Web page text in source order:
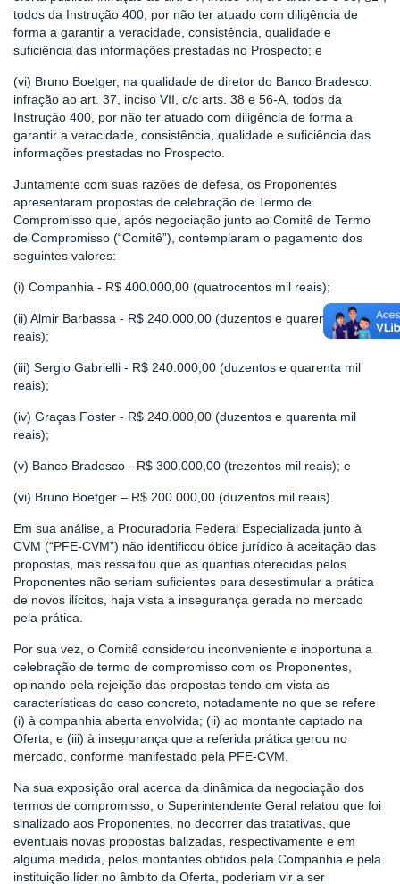
todos da Instrução 400, por não ter atuado com diligência de
forma a garantir a veracidade, consistência, qualidade e
suficiência das informações prestadas no Prospecto; e
(vi) Bruno Boetger, na qualidade de diretor do Banco Bradesco:
infração ao art. 37, inciso VII, c/c arts. 38 e 56-A, todos da
Instrução 400, por não ter atuado com diligência de forma a
garantir a veracidade, consistência, qualidade e suficiência das
informações prestadas no Prospecto.
Juntamente com suas razões de defesa, os Proponentes
apresentaram propostas de celebração de Termo de
Compromisso que, após negociação junto ao Comitê de Termo
de Compromisso (“Comitê”), contemplaram o pagamento dos
seguintes valores:
(i) Companhia - R$ 400.000,00 (quatrocentos mil reais);
(ii) Almir Barbassa - R$ 240.000,00 (duzentos e quarenta mil
reais);
(iii) Sergio Gabrielli - R$ 240.000,00 (duzentos e quarenta mil
reais);
(iv) Graças Foster - R$ 240.000,00 (duzentos e quarenta mil
reais);
(v) Banco Bradesco - R$ 300.000,00 (trezentos mil reais); e
(vi) Bruno Boetger – R$ 200.000,00 (duzentos mil reais).
Em sua análise, a Procuradoria Federal Especializada junto à
CVM (“PFE-CVM”) não identificou óbice jurídico à aceitação das
propostas, mas ressaltou que as quantias oferecidas pelos
Proponentes não seriam suficientes para desestimular a prática
de novos ilícitos, haja vista a insegurança gerada no mercado
pela prática.
Por sua vez, o Comitê considerou inconveniente e inoportuna a
celebração de termo de compromisso com os Proponentes,
opinando pela rejeição das propostas tendo em vista as
características do caso concreto, notadamente no que se refere
(i) à companhia aberta envolvida; (ii) ao montante captado na
Oferta; e (iii) à insegurança que a referida prática gerou no
mercado, conforme manifestado pela PFE-CVM.
Na sua exposição oral acerca da dinâmica da negociação dos
termos de compromisso, o Superintendente Geral relatou que foi
sinalizado aos Proponentes, no decorrer das tratativas, que
eventuais novas propostas balizadas, respectivamente e em
alguma medida, pelos montantes obtidos pela Companhia e pela
instituição líder no âmbito da Oferta, poderiam vir a ser